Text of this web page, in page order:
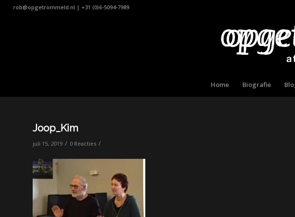
rob@opgetrommeld.nl | +31 (0)6-5094-7989
Home Biografie
Joop_Kim
juli 15, 2019 / 0 Reacties /